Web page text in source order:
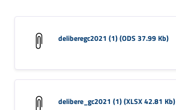
deliberegc2021 (1) (ODS 37.99 Kb)
delibere_gc2021 (1) (XLSX 42.81 Kb)